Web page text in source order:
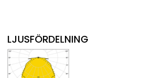
LJUSFÖRDELNING